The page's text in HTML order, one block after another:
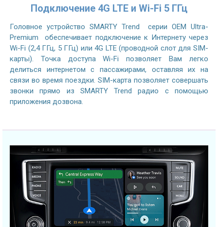
Подключение 4G LTE и Wi-Fi 5 ГГц
Головное устройство SMARTY Trend серии OEM Ultra-
Premium обеспечивает подключение к Интернету через
Wi-Fi (2,4 ГГц, 5 ГГц) или 4G LTE (проводной слот для SIM-
карты). Точка доступа Wi-Fi позволяет Вам легко
делиться интернетом с пассажирами, оставляя их на
связи во время поездки. SIM-карта позволяет совершать
звонки прямо из SMARTY Trend радио с помощью
приложения дозвона.